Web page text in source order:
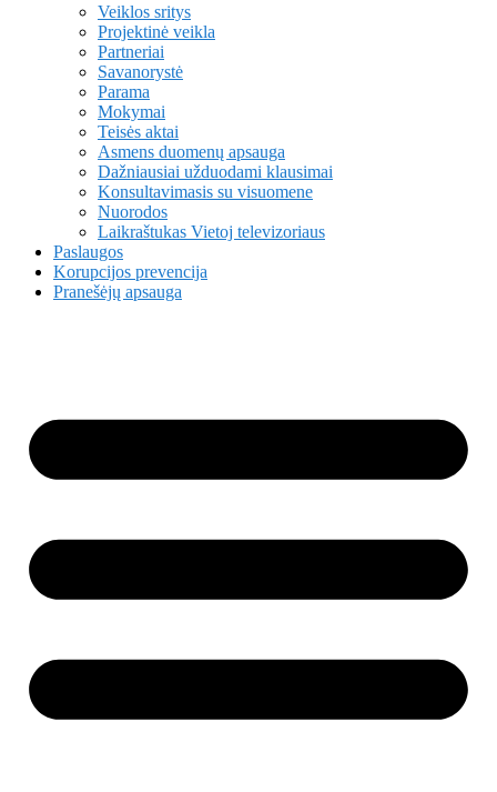
Veiklos sritys
Projektinė veikla
Partneriai
Savanorystė
Parama
Mokymai
Teisės aktai
Asmens duomenų apsauga
Dažniausiai užduodami klausimai
Konsultavimasis su visuomene
Nuorodos
Laikraštukas Vietoj televizoriaus
Paslaugos
Korupcijos prevencija
Pranešėjų apsauga